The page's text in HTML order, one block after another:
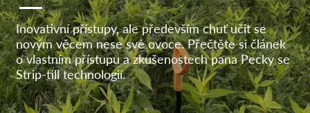
Inovativní přístupy, ale především chuť učit se
novým věcem nese své ovoce. Přečtěte si článek
o vlastním přístupu a zkušenostech pana Pecky se
Strip-till technologií.